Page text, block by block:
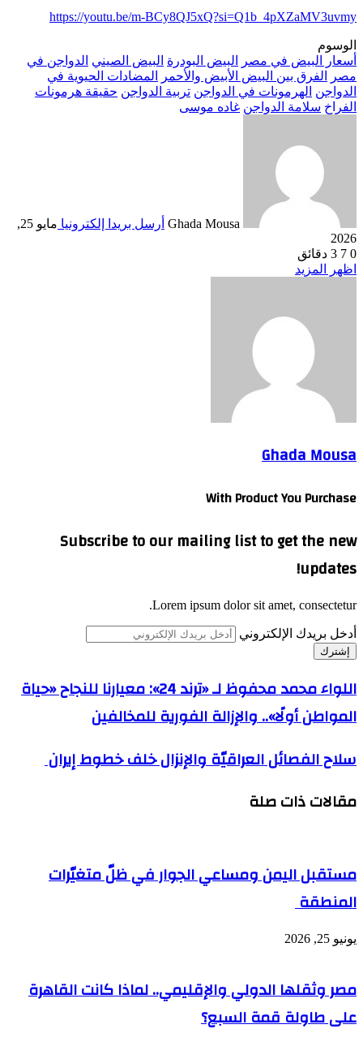
https://youtu.be/m-BCy8QJ5xQ?si=Q1b_4pXZaMV3uvmy
الوسوم
أسعار البيض في مصر
البيض البودرة البيض الصيني الدواجن في
مصر
الفرق بين البيض الأبيض والأحمر
المضادات الحيوية في
الدواجن الهرمونات في الدواجن تربية الدواجن حقيقة هرمونات
الفراخ سلامة الدواجن غاده موسى
Ghada Mousa أرسل بريدا إلكترونيا
مايو 25,
2026
0
3 دقائق
اظهر المزيد
Ghada Mousa
With Product You Purchase
Subscribe to our mailing list to get the new
updates!
Lorem ipsum dolor sit amet, consectetur.
أدخل بريدك الإلكتروني
اللواء محمد محفوظ لـ «ترند 24»: معيارنا للنجاح «حياة
المواطن أولًا».. والإزالة الفورية للمخالفين
سلاح الفصائل العراقيّة والإنزال خلف خطوط إيران
مقالات ذات صلة
مستقبل اليمن ومساعي الجوار في ظلّ متغيّرات
المنطقة
يونيو 25, 2026
مصر وثقلها الدولي والإقليمي.. لماذا كانت القاهرة
على طاولة قمة السبع؟